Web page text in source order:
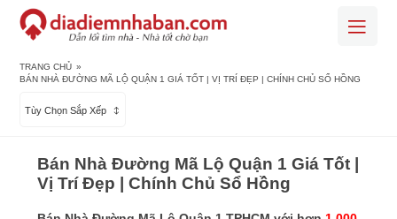
TRANG CHỦ »
BÁN NHÀ ĐƯỜNG MÃ LỘ QUẬN 1 GIÁ TỐT | VỊ TRÍ ĐẸP | CHÍNH CHỦ SỔ HỒNG
Tùy Chọn Sắp Xếp
Bán Nhà Đường Mã Lộ Quận 1 Giá Tốt |
Vị Trí Đẹp | Chính Chủ Sổ Hồng